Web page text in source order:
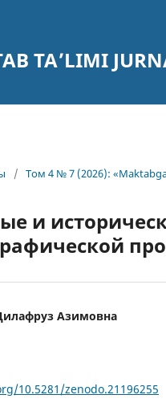
TA’LIMI
/ Том 4 № 7 (2026):
и
Азимовна
10.5281/zenodo.21196255